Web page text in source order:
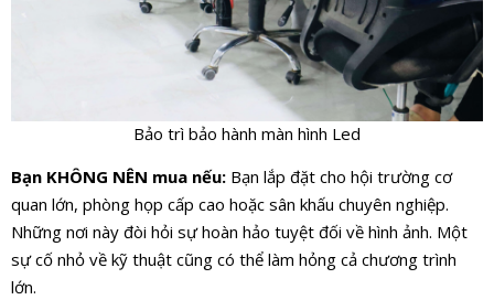
Bảo trì bảo hành màn hình Led
Bạn KHÔNG NÊN mua nếu: Bạn lắp đặt cho hội trường cơ
quan lớn, phòng họp cấp cao hoặc sân khấu chuyên nghiệp.
Những nơi này đòi hỏi sự hoàn hảo tuyệt đối về hình ảnh. Một
sự cố nhỏ về kỹ thuật cũng có thể làm hỏng cả chương trình
lớn.